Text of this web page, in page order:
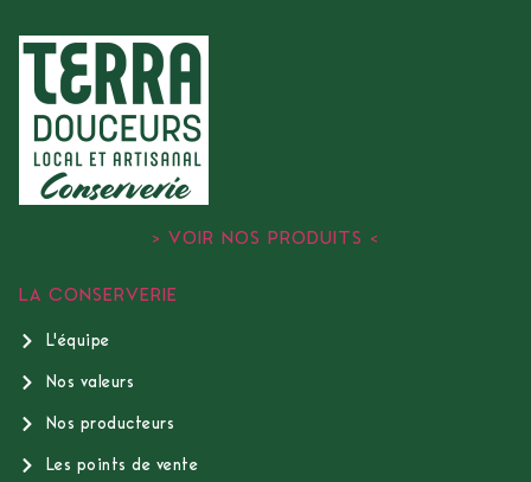
> VOIR NOS PRODUITS <
LA CONSERVERIE
L'équipe
Nos valeurs
Nos producteurs
Les points de vente